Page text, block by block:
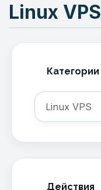
Linux VPS
Категории
Действия